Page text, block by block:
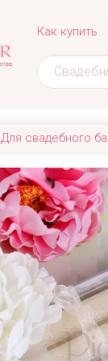
Как купить
Для свадебного